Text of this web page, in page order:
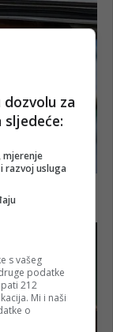
za
mjerenje
razvoj usluga
s vašeg
podatke
212
Mi i naši
o